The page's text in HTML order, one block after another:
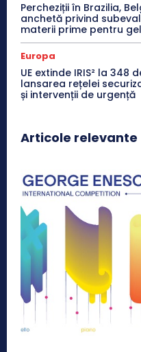
Percheziții în Brazilia,
anchetă privind
materii prime pentru
Europa
UE extinde IRIS² la 348
lansarea rețelei
și intervenții de urgență
Articole relevante